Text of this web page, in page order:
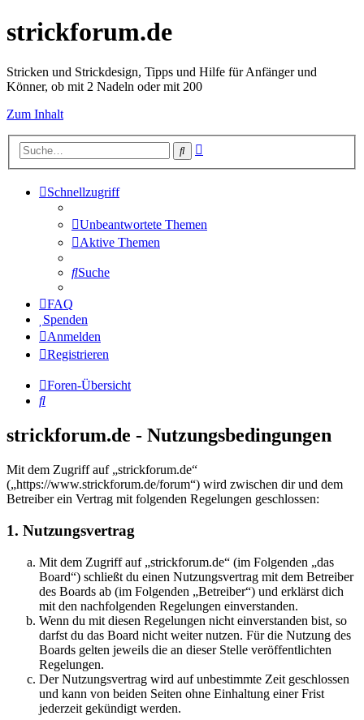
strickforum.de
Stricken und Strickdesign, Tipps und Hilfe für Anfänger und
Könner, ob mit 2 Nadeln oder mit 200
Zum Inhalt
Suche
Schnellzugriff
Unbeantwortete Themen
Aktive Themen
Suche
FAQ
Spenden
Anmelden
Registrieren
Foren-Übersicht
Suche
strickforum.de - Nutzungsbedingungen
Mit dem Zugriff auf „strickforum.de“
(„https://www.strickforum.de/forum“) wird zwischen dir und dem
Betreiber ein Vertrag mit folgenden Regelungen geschlossen:
1. Nutzungsvertrag
Mit dem Zugriff auf „strickforum.de“ (im Folgenden „das
Board“) schließt du einen Nutzungsvertrag mit dem Betreiber
des Boards ab (im Folgenden „Betreiber“) und erklärst dich
mit den nachfolgenden Regelungen einverstanden.
Wenn du mit diesen Regelungen nicht einverstanden bist, so
darfst du das Board nicht weiter nutzen. Für die Nutzung des
Boards gelten jeweils die an dieser Stelle veröffentlichten
Regelungen.
Der Nutzungsvertrag wird auf unbestimmte Zeit geschlossen
und kann von beiden Seiten ohne Einhaltung einer Frist
jederzeit gekündigt werden.